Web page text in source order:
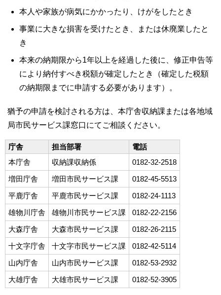
本人や家族が病気にかかったり、けがをしたとき
事業に大きな損害を受けたとき、または休廃業したと
き
本来の納期限から1年以上を経過した後に、修正申告等
により納付すべき税額が確定したとき（確定した税額
の納期限までに申請する必要があります）。
猶予の申請を検討される方は、本庁舎収納課または各地域
局市民サービス課窓口にてご相談ください。
庁舎 担当部署
電話
本庁舎
収納課収納係
0182-32-2518
増田庁舎
増田市民サービス課
0182-45-5513
平鹿庁舎
平鹿市民サービス課
0182-24-1113
雄物川庁舎
雄物川市民サービス課
0182-22-2156
大森庁舎
大森市民サービス課
0182-26-2115
十文字庁舎
十文字市民サービス課
0182-42-5114
山内庁舎
山内市民サービス課
0182-53-2932
大雄庁舎
大雄市民サービス課 0182-52-3905